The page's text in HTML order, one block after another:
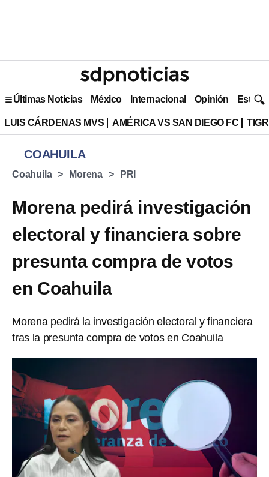
Últimas Noticias México Internacional Opinión Estilo
LUIS CÁRDENAS MVS AMÉRICA VS SAN DIEGO FC
COAHUILA
Coahuila Morena PRI
Morena pedirá investigación
electoral y financiera sobre
presunta compra de votos
en Coahuila
Morena pedirá la investigación electoral y financiera
tras la presunta compra de votos en Coahuila